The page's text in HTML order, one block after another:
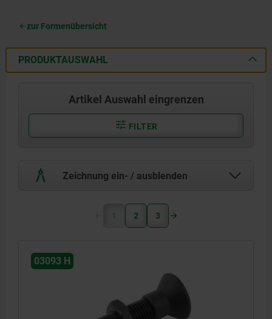
zur Formenübersicht
PRODUKTAUSWAHL
Artikel Auswahl eingrenzen
FILTER
Zeichnung ein- / ausblenden
1 2 3
03093 H